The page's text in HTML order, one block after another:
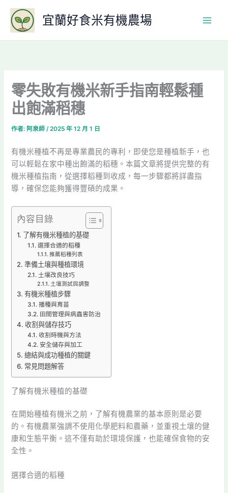
要
宜蘭好食米有機農場
零失敗有機米新手指南輕鬆種
出飽滿稻穗
作者: 阿泉師/2025 年 12 月 1 日
有機米種植不再是專業農民的專利，即使您是種植新手，也
可以輕鬆在家中種出飽滿的稻穗。本篇文章將提供完整的有
機米種植指南，從選擇稻種到收成，每一步驟都將詳盡指
導，確保您能夠獲得豐碩的成果。
內容目錄
了解有機米種植的基礎
選擇合適的稻種
推薦稻種列表
準備土壤與種植環境
土壤改良技巧
土壤測試與調整
有機米種植步驟
播種與育苗
田間管理與病蟲害防治
收割與儲存技巧
收割時機與方法
安全儲存與加工
總結與成功種植的關鍵
常見問題解答
了解有機米種植的基礎
在開始種植有機米之前，了解有機農業的基本原則是必要
的。有機農業強調不使用化學肥料和農藥，並重視土壤的健
康和生態平衡。這不僅有助於環境保護，也能確保食物的安
全性。
選擇合適的稻種